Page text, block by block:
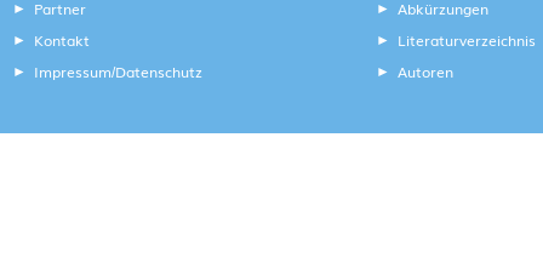
Partner
Kontakt
Impressum/Datenschutz
Abkürzungen
Literaturverzeichnis
Autoren